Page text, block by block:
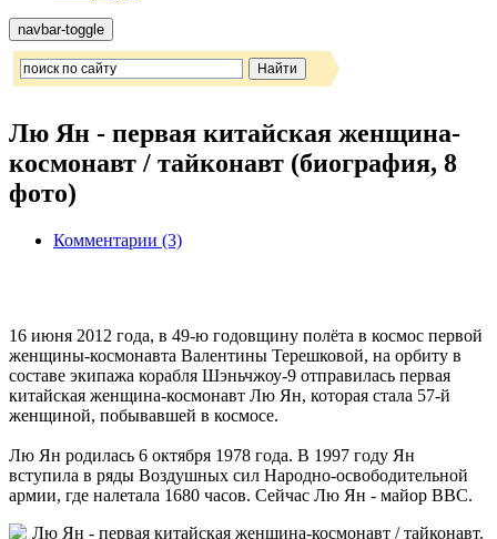
navbar-toggle
Лю Ян - первая китайская женщина-
космонавт / тайконавт (биография, 8
фото)
Комментарии (3)
16 июня 2012 года, в 49-ю годовщину полёта в космос первой
женщины-космонавта Валентины Терешковой, на орбиту в
составе экипажа корабля Шэньчжоу-9 отправилась первая
китайская женщина-космонавт Лю Ян, которая стала 57-й
женщиной, побывавшей в космосе.
Лю Ян родилась 6 октября 1978 года. В 1997 году Ян
вступила в ряды Воздушных сил Народно-освободительной
армии, где налетала 1680 часов. Сейчас Лю Ян - майор ВВС.